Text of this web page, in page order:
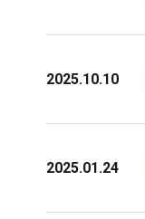
2025.10.10
2025.01.24